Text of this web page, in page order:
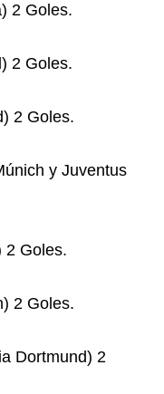
2 Goles.
2 Goles.
2 Goles.
y Juventus
2 Goles.
2 Goles.
Dortmund) 2